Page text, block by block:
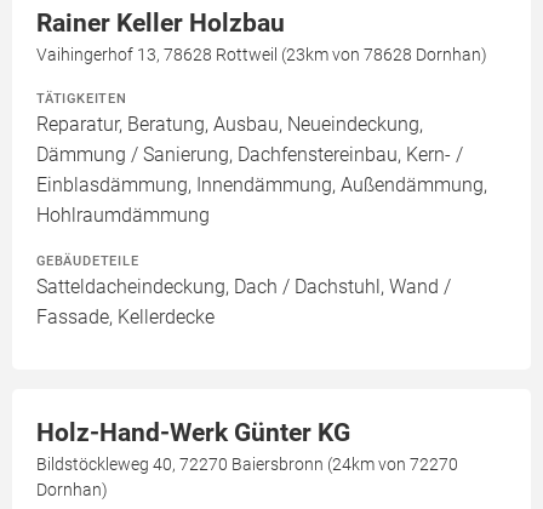
Rainer Keller Holzbau
Vaihingerhof 13, 78628 Rottweil (23km von 78628 Dornhan)
TÄTIGKEITEN
Reparatur, Beratung, Ausbau, Neueindeckung,
Dämmung / Sanierung, Dachfenstereinbau, Kern- /
Einblasdämmung, Innendämmung, Außendämmung,
Hohlraumdämmung
GEBÄUDETEILE
Satteldacheindeckung, Dach / Dachstuhl, Wand /
Fassade, Kellerdecke
Holz-Hand-Werk Günter KG
Bildstöckleweg 40, 72270 Baiersbronn (24km von 72270
Dornhan)